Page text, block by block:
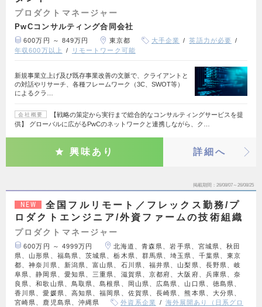
プロダクトマネージャー
PwCコンサルティング合同会社
600万円 ～ 849万円 東京都 大手企業
英語力が必要
年収600万以上
リモートワーク可能
新規事業立上げ及び既存事業改善の文脈で、クライアントと
の対話やリサーチ、各種フレームワーク（3C、SWOT等）
によるクラ…
会社概要
【戦略の策定から実行まで総合的なコンサルティングサービスを提
供】 グローバルに広がるPwCのネットワークと連携しながら、ク…
興味あり 詳細へ
掲載期間 26/08/07～26/08/25
NEW
全国フルリモート／フレックス勤務/プ
ロダクトエンジニア/外資ファームの技術組織
プロダクトマネージャー
600万円 ～ 4999万円
北海道、青森県、岩手県、宮城県、秋田
県、山形県、福島県、茨城県、栃木県、群馬県、埼玉県、千葉県、東京
都、神奈川県、新潟県、富山県、石川県、福井県、山梨県、長野県、岐
阜県、静岡県、愛知県、三重県、滋賀県、京都府、大阪府、兵庫県、奈
良県、和歌山県、鳥取県、島根県、岡山県、広島県、山口県、徳島県、
香川県、愛媛県、高知県、福岡県、佐賀県、長崎県、熊本県、大分県、
宮崎県、鹿児島県、沖縄県
外資系企業
海外展開あり（日系グロ